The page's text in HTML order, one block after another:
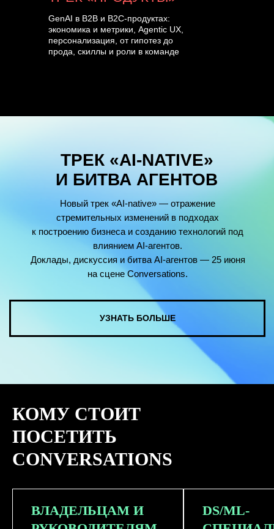
GenAI в B2B и B2C-продуктах:
экономика и метрики, Agentic UX,
персонализация, от гипотез до
прода, скиллы и роли в команде
КОМУ СТОИТ
ПОСЕТИТЬ
CONVERSATIONS
ВЛАДЕЛЬЦАМ И
DS/ML-